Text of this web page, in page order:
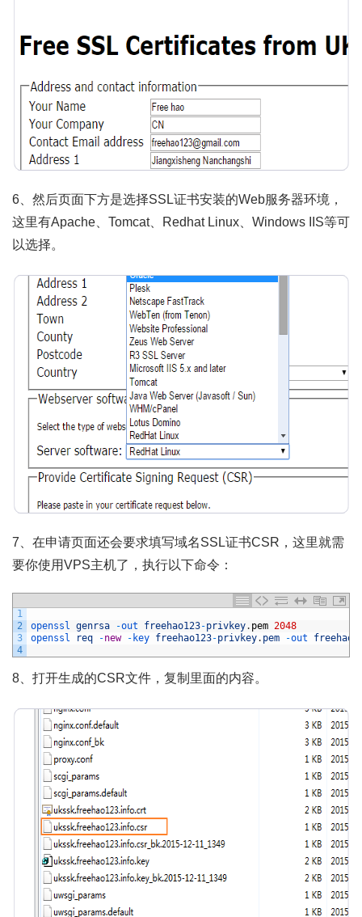
6、然后页面下方是选择SSL证书安装的Web服务器环境，
这里有Apache、Tomcat、Redhat Linux、Windows IIS等可
以选择。
7、在申请页面还会要求填写域名SSL证书CSR，这里就需
要你使用VPS主机了，执行以下命令：
1
2
3
4
openssl genrsa -out freehao123-privkey. pem 2048
openssl
req -new - key freehao123-privkey. pem -out
8、打开生成的CSR文件，复制里面的内容。